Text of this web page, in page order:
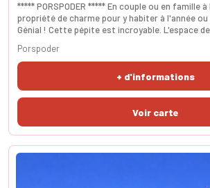
***** PORSPODER ***** En couple ou en famille
propriété de charme pour y habiter à l'année ou
Génial ! Cette pépite est incroyable. L'espace de
réception généreuse avec accès à la terrasse et
La cuisine est attenante et de belle tenue
3 chambres sont agréabl+ d'informations
Porspoder